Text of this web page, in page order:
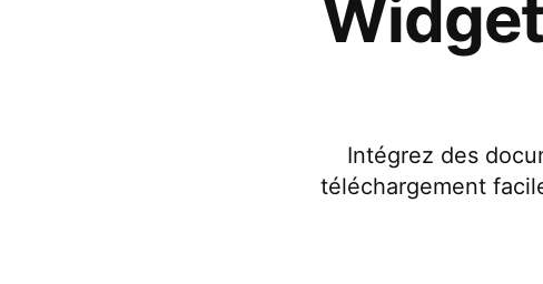
Intégrez des
téléchargement